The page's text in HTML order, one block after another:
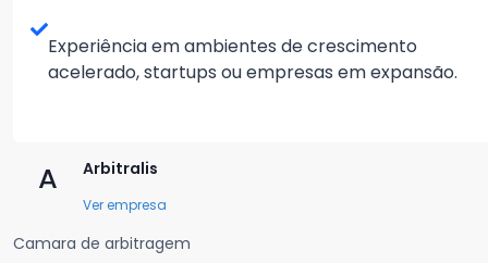
Experiência em ambientes de crescimento
acelerado, startups ou empresas em expansão.
A Arbitralis
Ver empresa
Camara de arbitragem